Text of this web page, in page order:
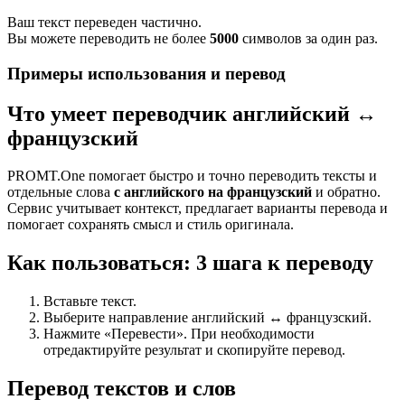
Ваш текст переведен частично.
Вы можете переводить не более 5000 символов за один раз.
Примеры использования и перевод
Что умеет переводчик английский ↔
французский
PROMT.One помогает быстро и точно переводить тексты и
отдельные слова с английского на французский и обратно.
Сервис учитывает контекст, предлагает варианты перевода и
помогает сохранять смысл и стиль оригинала.
Как пользоваться: 3 шага к переводу
Вставьте текст.
Выберите направление английский ↔ французский.
Нажмите «Перевести». При необходимости
отредактируйте результат и скопируйте перевод.
Перевод текстов и слов